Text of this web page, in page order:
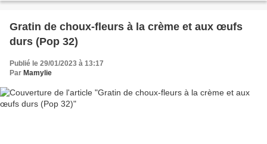
Gratin de choux-fleurs à la crème et aux œufs
durs (Pop 32)
Publié le 29/01/2023 à 13:17
Par Mamylie